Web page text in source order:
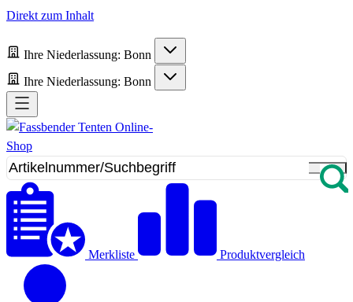
Direkt zum Inhalt
Ihre Niederlassung: Bonn
Ihre Niederlassung: Bonn
Merkliste Produktvergleich